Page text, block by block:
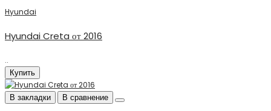
Hyundai
Hyundai Creta от 2016
..
Купить
В закладки В сравнение